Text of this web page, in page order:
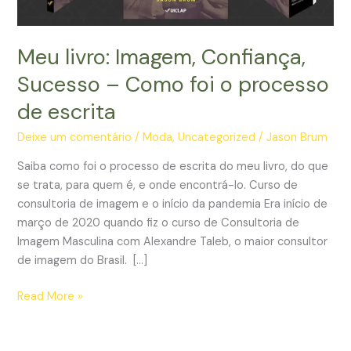
Meu livro: Imagem, Confiança,
Sucesso – Como foi o processo
de escrita
Deixe um comentário /Moda,Uncategorized /Jason Brum
Saiba como foi o processo de escrita do meu livro, do que
se trata, para quem é, e onde encontrá-lo. Curso de
consultoria de imagem e o início da pandemia Era início de
março de 2020 quando fiz o curso de Consultoria de
Imagem Masculina com Alexandre Taleb, o maior consultor
de imagem do Brasil. […]
Meu
Read More »